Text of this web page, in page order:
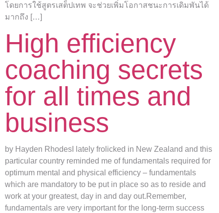
โดยการใช้สูตรเสต็ปเทพ จะช่วยเพิ่มโอกาสชนะการเดิมพันได้
มากถึง […]
High efficiency
coaching secrets
for all times and
business
by Hayden RhodesI lately frolicked in New Zealand and this
particular country reminded me of fundamentals required for
optimum mental and physical efficiency – fundamentals
which are mandatory to be put in place so as to reside and
work at your greatest, day in and day out.Remember,
fundamentals are very important for the long-term success